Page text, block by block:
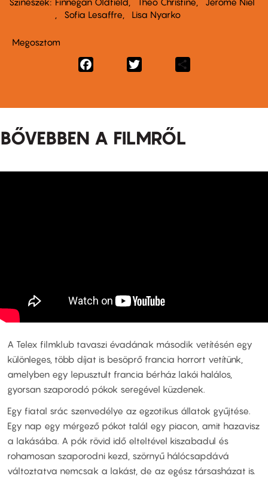
Sofia Lesaffre
Lisa Nyarko
Megosztom
Facebook
BŐVEBBEN A FILMRŐL
A Telex filmklub tavaszi évadának második vetítésén egy
különleges, több díjat is besöprő francia horrort vetítünk,
amelyben egy lepusztult francia bérház lakói halálos,
gyorsan szaporodó pókok seregével küzdenek.
Egy fiatal srác szenvedélye az egzotikus állatok gyűjtése.
Egy nap egy mérgező pókot talál egy piacon, amit hazavisz
a lakásába. A pók rövid idő elteltével kiszabadul és
rohamosan szaporodni kezd, szörnyű hálócsapdává
változtatva nemcsak a lakást, de az egész társasházat is.